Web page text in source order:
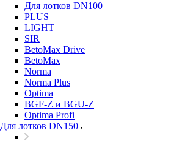
Для лотков DN100
PLUS
LIGHT
SIR
BetoMax Drive
BetoMax
Norma
Norma Plus
Optima
BGF-Z и BGU-Z
Optima Profi
Для лотков DN150